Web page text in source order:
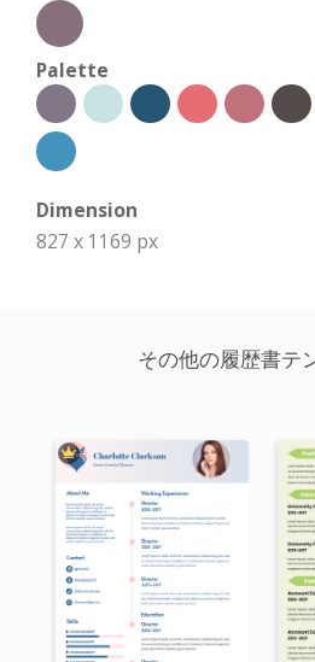
Palette
Dimension
827 x 1169 px
その他の履歴書テ